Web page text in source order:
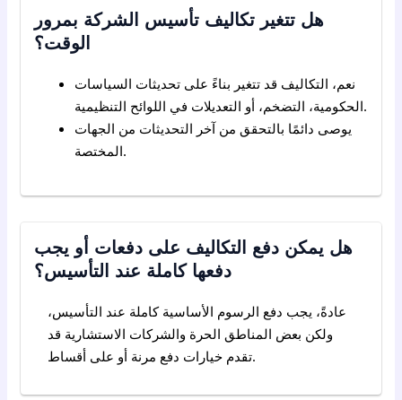
هل تتغير تكاليف تأسيس الشركة بمرور
الوقت؟
نعم، التكاليف قد تتغير بناءً على تحديثات السياسات
الحكومية، التضخم، أو التعديلات في اللوائح التنظيمية.
يوصى دائمًا بالتحقق من آخر التحديثات من الجهات
المختصة.
هل يمكن دفع التكاليف على دفعات أو يجب
دفعها كاملة عند التأسيس؟
عادةً، يجب دفع الرسوم الأساسية كاملة عند التأسيس،
ولكن بعض المناطق الحرة والشركات الاستشارية قد
تقدم خيارات دفع مرنة أو على أقساط.